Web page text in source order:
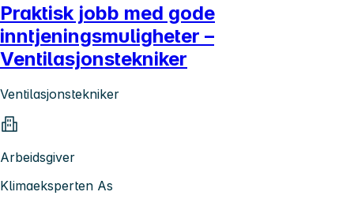
Praktisk jobb med gode
inntjeningsmuligheter –
Ventilasjonstekniker
Ventilasjonstekniker
Arbeidsgiver
Klimaeksperten As